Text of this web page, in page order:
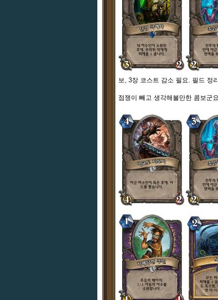
보, 3장 코스트 감소 필요. 필드 정
점쟁이 빼고 생각해볼만한 콤보군